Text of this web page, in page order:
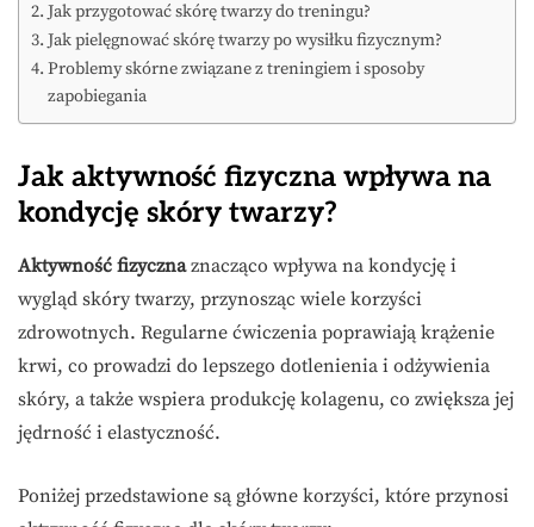
Jak przygotować skórę twarzy do treningu?
Jak pielęgnować skórę twarzy po wysiłku fizycznym?
Problemy skórne związane z treningiem i sposoby
zapobiegania
Jak aktywność fizyczna wpływa na
kondycję skóry twarzy?
Aktywność fizycznaznacząco wpływa na kondycję i
wygląd skóry twarzy, przynosząc wiele korzyści
zdrowotnych. Regularne ćwiczenia poprawiają krążenie
krwi, co prowadzi do lepszego dotlenienia i odżywienia
skóry, a także wspiera produkcję kolagenu, co zwiększa jej
jędrność i elastyczność.
Poniżej przedstawione są główne korzyści, które przynosi